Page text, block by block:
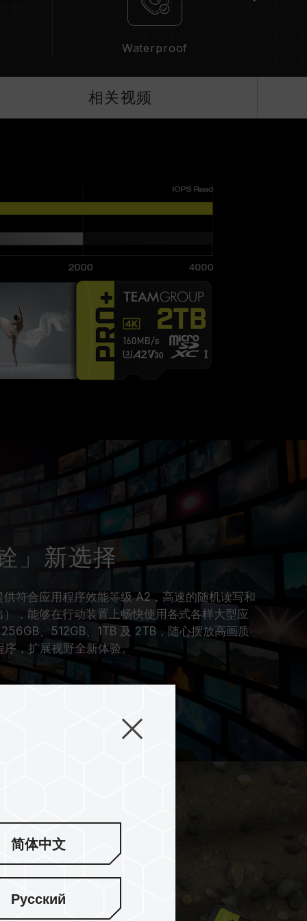
Waterproof
相关视频
」新选择
符合应用程序效能等级 A2，高速的随机读写和
，能够在行动装置上畅快使用各式各样大型应
、512GB、1TB 及 2TB，随心摆放高画质
，扩展视野全新体验。
简体中文
Русский